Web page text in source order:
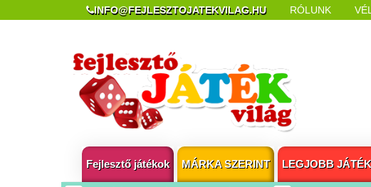
INFO@FEJLESZTOJATEKVILAG.HU RÓLUNK
Fejlesztő játékok MÁRKA SZERINT LEGJOBB